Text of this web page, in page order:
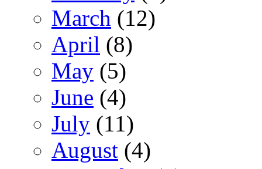
March (12)
April (8)
May (5)
June (4)
July (11)
August (4)